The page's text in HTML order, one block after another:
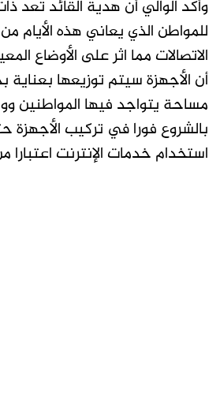
وأكد الوالي أن هدية القائد تعد
للمواطن الذي يعاني هذه الأيام
الاتصالات مما اثر على الأوضاع
أن الأجهزة سيتم توزيعها
مساحة يتواجد فيها المواطنين
بالشروع فورا في تركيب الأجهزة
استخدام خدمات الإنترنت اعتبارا